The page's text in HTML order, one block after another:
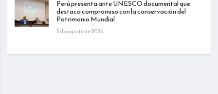
Perú presenta ante UNESCO documental que
destaca compromiso con la conservación del
Patrimonio Mundial
5 de agosto de 2026